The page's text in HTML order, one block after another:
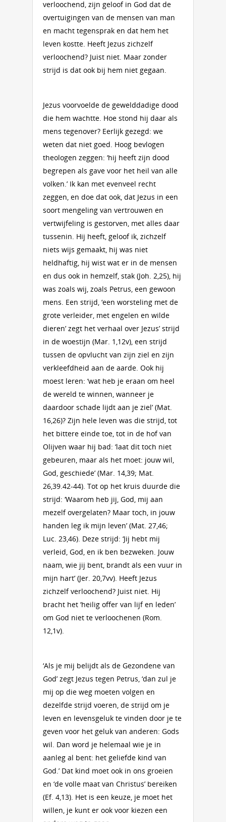
verloochend, zijn geloof in God dat de
overtuigingen van de mensen van man
en macht tegensprak en dat hem het
leven kostte. Heeft Jezus zichzelf
verloochend? Juist niet. Maar zonder
strijd is dat ook bij hem niet gegaan.
Jezus voorvoelde de gewelddadige dood
die hem wachtte. Hoe stond hij daar als
mens tegenover? Eerlijk gezegd: we
weten dat niet goed. Hoog bevlogen
theologen zeggen: ‘hij heeft zijn dood
begrepen als gave voor het heil van alle
volken.’ Ik kan met evenveel recht
zeggen, en doe dat ook, dat Jezus in een
soort mengeling van vertrouwen en
vertwijfeling is gestorven, met alles daar
tussenin. Hij heeft, geloof ik, zichzelf
niets wijs gemaakt, hij was niet
heldhaftig, hij wist wat er in de mensen
en dus ook in hemzelf, stak (Joh. 2,25), hij
was zoals wij, zoals Petrus, een gewoon
mens. Een strijd, ‘een worsteling met de
grote verleider, met engelen en wilde
dieren’ zegt het verhaal over Jezus’ strijd
in de woestijn (Mar. 1,12v), een strijd
tussen de opvlucht van zijn ziel en zijn
verkleefdheid aan de aarde. Ook hij
moest leren: ‘wat heb je eraan om heel
de wereld te winnen, wanneer je
daardoor schade lijdt aan je ziel’ (Mat.
16,26)? Zijn hele leven was die strijd, tot
het bittere einde toe, tot in de hof van
Olijven waar hij bad: ‘laat dit toch niet
gebeuren, maar als het moet: jouw wil,
God, geschiede’ (Mar. 14,39; Mat.
26,39.42-44). Tot op het kruis duurde die
strijd: ‘Waarom heb jij, God, mij aan
mezelf overgelaten? Maar toch, in jouw
handen leg ik mijn leven’ (Mat. 27,46;
Luc. 23,46). Deze strijd: ‘Jij hebt mij
verleid, God, en ik ben bezweken. Jouw
naam, wie jij bent, brandt als een vuur in
mijn hart’ (Jer. 20,7vv). Heeft Jezus
zichzelf verloochend? Juist niet. Hij
bracht het ‘heilig offer van lijf en leden’
om God niet te verloochenen (Rom.
12,1v).
‘Als je mij belijdt als de Gezondene van
God’ zegt Jezus tegen Petrus, ‘dan zul je
mij op die weg moeten volgen en
dezelfde strijd voeren, de strijd om je
leven en levensgeluk te vinden door je te
geven voor het geluk van anderen: Gods
wil. Dan word je helemaal wie je in
aanleg al bent: het geliefde kind van
God.’ Dat kind moet ook in ons groeien
en ‘de volle maat van Christus’ bereiken
(Ef. 4,13). Het is een keuze, je moet het
willen, je kunt er ook voor kiezen een